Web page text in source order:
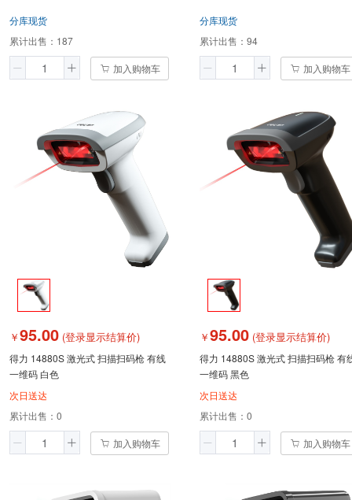
分库现货
累计出售： 187
加入购物车
分库现货
累计出售： 94
加入购物车
￥95.00 (登录显示结算价)
得力 14880S 激光式 扫描扫码枪 有线
一维码 白色
次日送达
累计出售： 0
加入购物车
￥95.00 (登录显示结算价)
得力 14880S 激光式 扫描扫码枪 有
一维码 黑色
次日送达
累计出售： 0
加入购物车